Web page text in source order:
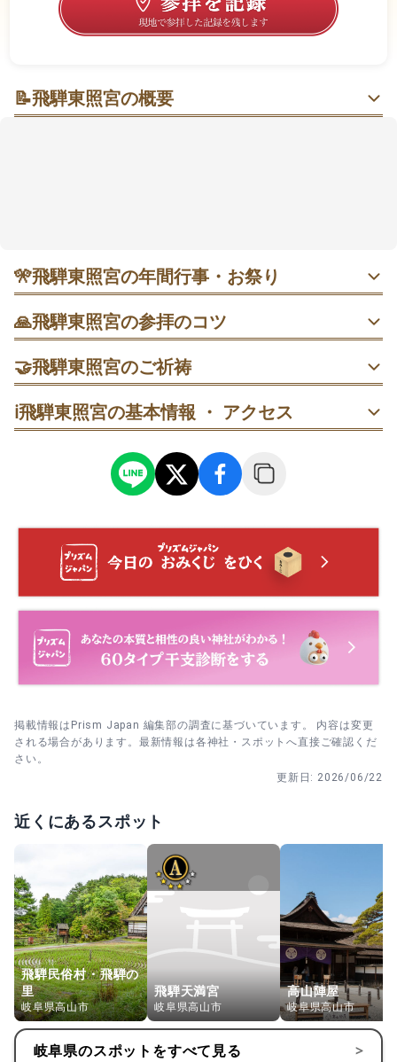
📝飛騨東照宮の概要
お参りを済ませたあと、石段や橋まわりの景色を眺め
ると、この場所らしい静けさをより感じられそうで
す。
🎌飛騨東照宮の年間行事・お祭り
4月17日 例大祭｜毎年この日に社殿前で神事が行われ、神
楽舞の奉納も予定されています。例祭当日は人が集まりや
すいため、落ち着いて参拝したいなら開始前の早朝が向い
ています。春の新緑とあわせて境内の雰囲気を味わいやす
い時期です。
🙏飛騨東照宮の参拝のコツ
1. 朝早めの時間に訪れ、まず石段をゆっくり上がって拝殿
前でお参りを済ませましょう。静かな雰囲気の中で落ち着
いて過ごしやすくなります。
橋や石段まわりを見て回りましょう。お参りと散策の区切
りがつけやすいです。
りやすくなります。
4. 晴れた日は帰り際に石段から市街地の眺めを見てみまし
ょう。足元を確かめながら、通行の妨げにならない場所で
短く楽しむのが安心です。
🤝飛騨東照宮のご祈祷
初宮祈願
初宮祈願は、初宮詣での節目をていねいに迎えたい人向け
要相談で、時期によっては予約が必要な場合があります。
厄除祈願は、厄災除けや無病息災を願いたい時に受けられ
る祈祷です。本殿内で行われ、清潔な服装での参列案内が
あります。受付は要相談で、事前に確認しておくと安心で
ℹ️飛騨東照宮の基本情報 ・ アクセス
掲載情報はPrism Japan 編集部の調査に基づいています。 内容は変更
される場合があります。最新情報は各神社・スポットへ直接ご確認くだ
さい。
更新日: 2026/06/22
近くにあるスポット
飛騨民俗村・飛騨の
里
岐阜県高山市
飛騨天満宮
岐阜県高山市
高山陣屋
岐阜県高山市
岐阜県のスポットをすべて見る >